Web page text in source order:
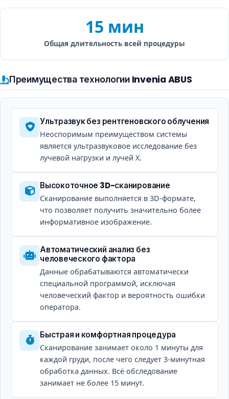
15 мин
Общая длительность всей процедуры
Преимущества технологии Invenia ABUS
Ультразвук без рентгеновского облучения
Неоспоримым преимуществом системы
является ультразвуковое исследование без
лучевой нагрузки и лучей X.
Высокоточное 3D-сканирование
Сканирование выполняется в 3D-формате,
что позволяет получить значительно более
информативное изображение.
Автоматический анализ без
человеческого фактора
Данные обрабатываются автоматически
специальной программой, исключая
человеческий фактор и вероятность ошибки
оператора.
Быстрая и комфортная процедура
Сканирование занимает около 1 минуты для
каждой груди, после чего следует 3-минутная
обработка данных. Всё обследование
занимает не более 15 минут.